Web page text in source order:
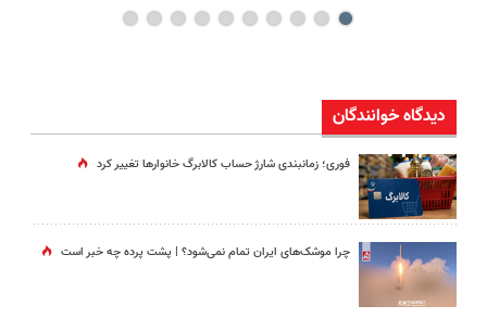
دیدگاه خوانندگان
فوری؛ زمانبندی‌ شارژ حساب کالابرگ خانوارها تغییر کرد
چرا موشک‌های ایران تمام نمی‌شود؟ | پشت پرده چه خبر است